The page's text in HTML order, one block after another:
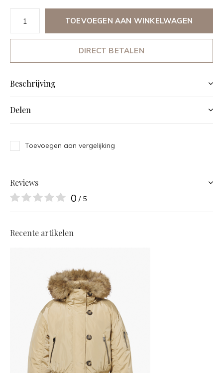
TOEVOEGEN AAN WINKELWAGEN
DIRECT BETALEN
Beschrijving
Delen
Toevoegen aan vergelijking
Reviews
0 / 5
Recente artikelen